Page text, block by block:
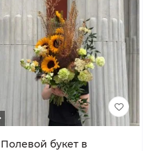
Полевой букет в